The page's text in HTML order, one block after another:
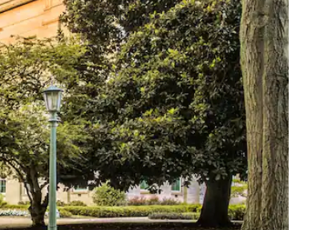
pour les parcourir ou en appuyant et en faisant glisser.